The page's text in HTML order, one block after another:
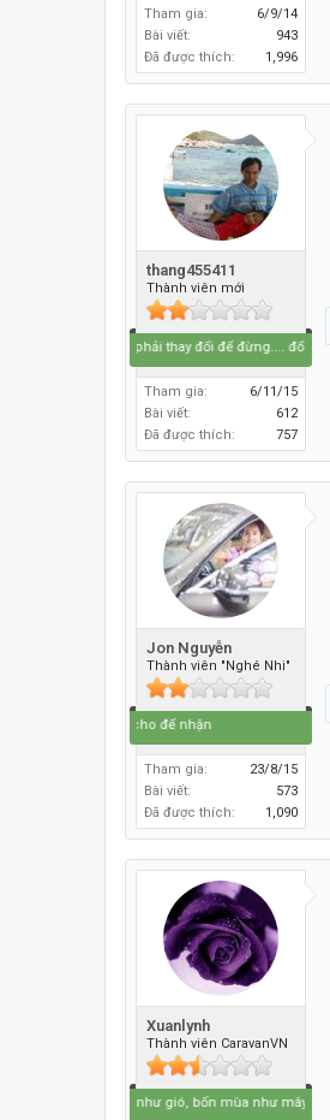
Tham gia:
6/9/14
Bài viết:
943
Đã được thích:
1,996
thang455411
Thành viên mới
Bắt buộc phải thay đổi để đừng.... đổi thay
Tham gia:
6/11/15
Bài viết:
612
Đã được thích:
757
Jon Nguyễn
Thành viên "Nghé Nhi"
Đi để về, cho để nhận
Tham gia:
23/8/15
Bài viết:
573
Đã được thích:
1,090
Xuanlynh
Thành viên CaravanVN
Bốn mùa như gió, bốn mùa như mây...